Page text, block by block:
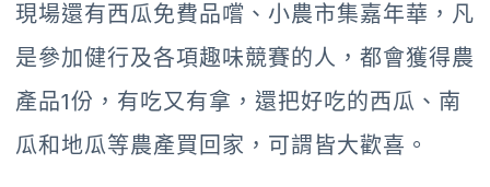
現場還有西瓜免費品嚐、小農市集嘉年華，凡
是參加健行及各項趣味競賽的人，都會獲得農
產品1份，有吃又有拿，還把好吃的西瓜、南
瓜和地瓜等農產買回家，可謂皆大歡喜。